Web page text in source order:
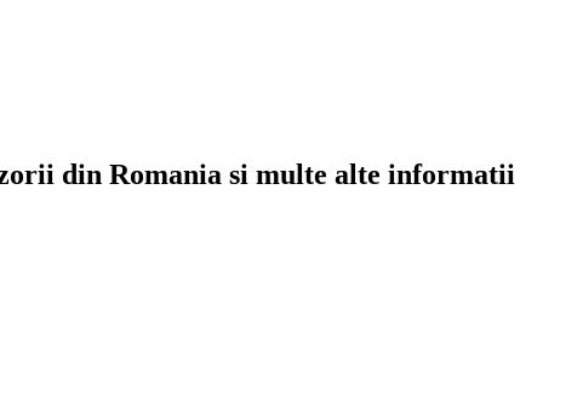
din Romania si multe alte informatii